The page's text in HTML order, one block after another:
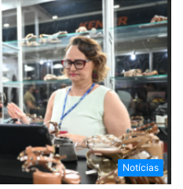
Notícias